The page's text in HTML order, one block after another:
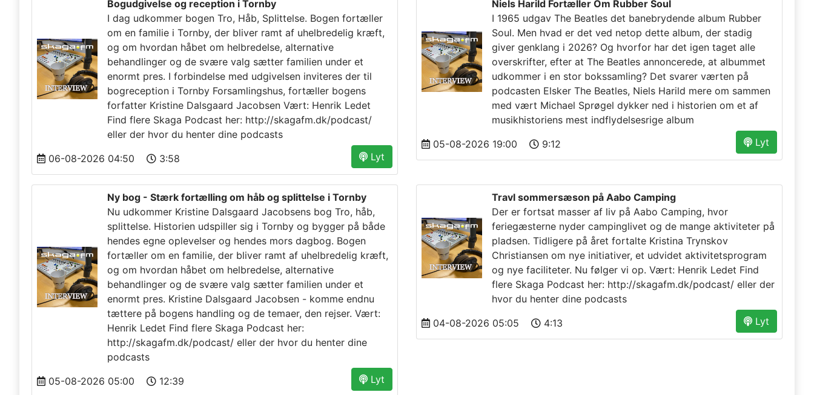
Bogudgivelse og reception i Tornby
I dag udkommer bogen Tro, Håb, Splittelse. Bogen fortæller
om en familie i Tornby, der bliver ramt af uhelbredelig kræft,
og om hvordan håbet om helbredelse, alternative
behandlinger og de svære valg sætter familien under et
enormt pres. I forbindelse med udgivelsen inviteres der til
bogreception i Tornby Forsamlingshus, fortæller bogens
forfatter Kristine Dalsgaard Jacobsen Vært: Henrik Ledet
Find flere Skaga Podcast her: http://skagafm.dk/podcast/
eller der hvor du henter dine podcasts
Lyt
06-08-2026 04:50 3:58
Niels Harild Fortæller Om Rubber Soul
I 1965 udgav The Beatles det banebrydende album Rubber
Soul. Men hvad er det ved netop dette album, der stadig
giver genklang i 2026? Og hvorfor har det igen taget alle
overskrifter, efter at The Beatles annoncerede, at albummet
udkommer i en stor bokssamling? Det svarer værten på
podcasten Elsker The Beatles, Niels Harild mere om sammen
med vært Michael Sprøgel dykker ned i historien om et af
musikhistoriens mest indflydelsesrige album
Lyt
05-08-2026 19:00 9:12
Ny bog - Stærk fortælling om håb og splittelse i Tornby
Nu udkommer Kristine Dalsgaard Jacobsens bog Tro, håb,
splittelse. Historien udspiller sig i Tornby og bygger på både
hendes egne oplevelser og hendes mors dagbog. Bogen
fortæller om en familie, der bliver ramt af uhelbredelig kræft,
og om hvordan håbet om helbredelse, alternative
behandlinger og de svære valg sætter familien under et
enormt pres. Kristine Dalsgaard Jacobsen - komme endnu
tættere på bogens handling og de temaer, den rejser. Vært:
Henrik Ledet Find flere Skaga Podcast her:
http://skagafm.dk/podcast/ eller der hvor du henter dine
podcasts
Lyt
05-08-2026 05:00 12:39
Travl sommersæson på Aabo Camping
Der er fortsat masser af liv på Aabo Camping, hvor
feriegæsterne nyder campinglivet og de mange aktiviteter på
pladsen. Tidligere på året fortalte Kristina Trynskov
Christiansen om nye initiativer, et udvidet aktivitetsprogram
og nye faciliteter. Nu følger vi op. Vært: Henrik Ledet Find
flere Skaga Podcast her: http://skagafm.dk/podcast/ eller der
hvor du henter dine podcasts
Lyt
04-08-2026 05:05 4:13